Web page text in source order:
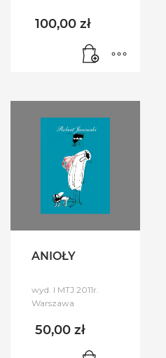
100,00 zł
ANIOŁY
wyd. I MTJ 2011r.
Warszawa
50,00 zł